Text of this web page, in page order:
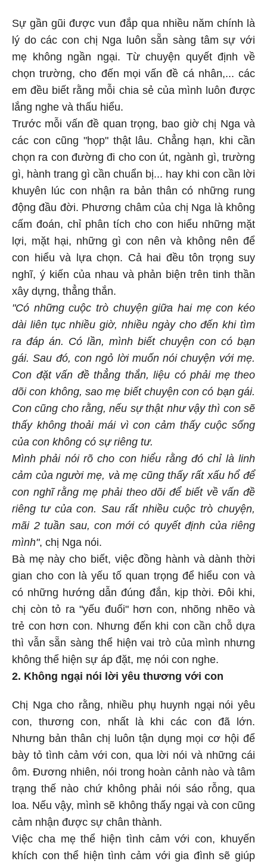
Sự gần gũi được vun đắp qua nhiều năm chính là
lý do các con chị Nga luôn sẵn sàng tâm sự với
mẹ không ngần ngại. Từ chuyện quyết định về
chọn trường, cho đến mọi vấn đề cá nhân,... các
em đều biết rằng mỗi chia sẻ của mình luôn được
lắng nghe và thấu hiểu.
Trước mỗi vấn đề quan trọng, bao giờ chị Nga và
các con cũng "họp" thật lâu. Chẳng hạn, khi cần
chọn ra con đường đi cho con út, ngành gì, trường
gì, hành trang gì cần chuẩn bị... hay khi con cần lời
khuyên lúc con nhận ra bản thân có những rung
động đầu đời. Phương châm của chị Nga là không
cấm đoán, chỉ phân tích cho con hiểu những mặt
lợi, mặt hại, những gì con nên và không nên để
con hiểu và lựa chọn. Cả hai đều tôn trọng suy
nghĩ, ý kiến của nhau và phản biện trên tinh thần
xây dựng, thẳng thắn.
"Có những cuộc trò chuyện giữa hai mẹ con kéo
dài liên tục nhiều giờ, nhiều ngày cho đến khi tìm
ra đáp án. Có lần, mình biết chuyện con có bạn
gái. Sau đó, con ngỏ lời muốn nói chuyện với mẹ.
Con đặt vấn đề thẳng thắn, liệu có phải mẹ theo
dõi con không, sao mẹ biết chuyện con có bạn gái.
Con cũng cho rằng, nếu sự thật như vậy thì con sẽ
thấy không thoải mái vì con cảm thấy cuộc sống
của con không có sự riêng tư.
Mình phải nói rõ cho con hiểu rằng đó chỉ là linh
cảm của người mẹ, và mẹ cũng thấy rất xấu hổ để
con nghĩ rằng mẹ phải theo dõi để biết về vấn đề
riêng tư của con. Sau rất nhiều cuộc trò chuyện,
mãi 2 tuần sau, con mới có quyết định của riêng
mình", chị Nga nói.
Bà mẹ này cho biết, việc đồng hành và dành thời
gian cho con là yếu tố quan trọng để hiểu con và
có những hướng dẫn đúng đắn, kịp thời. Đôi khi,
chị còn tỏ ra "yếu đuối" hơn con, nhõng nhẽo và
trẻ con hơn con. Nhưng đến khi con cần chỗ dựa
thì vẫn sẵn sàng thể hiện vai trò của mình nhưng
không thể hiện sự áp đặt, mẹ nói con nghe.
2. Không ngại nói lời yêu thương với con
Chị Nga cho rằng, nhiều phụ huynh ngại nói yêu
con, thương con, nhất là khi các con đã lớn.
Nhưng bản thân chị luôn tận dụng mọi cơ hội để
bày tỏ tình cảm với con, qua lời nói và những cái
ôm. Đương nhiên, nói trong hoàn cảnh nào và tâm
trạng thế nào chứ không phải nói sáo rỗng, qua
loa. Nếu vậy, mình sẽ không thấy ngại và con cũng
cảm nhận được sự chân thành.
Việc cha mẹ thể hiện tình cảm với con, khuyến
khích con thể hiện tình cảm với gia đình sẽ giúp